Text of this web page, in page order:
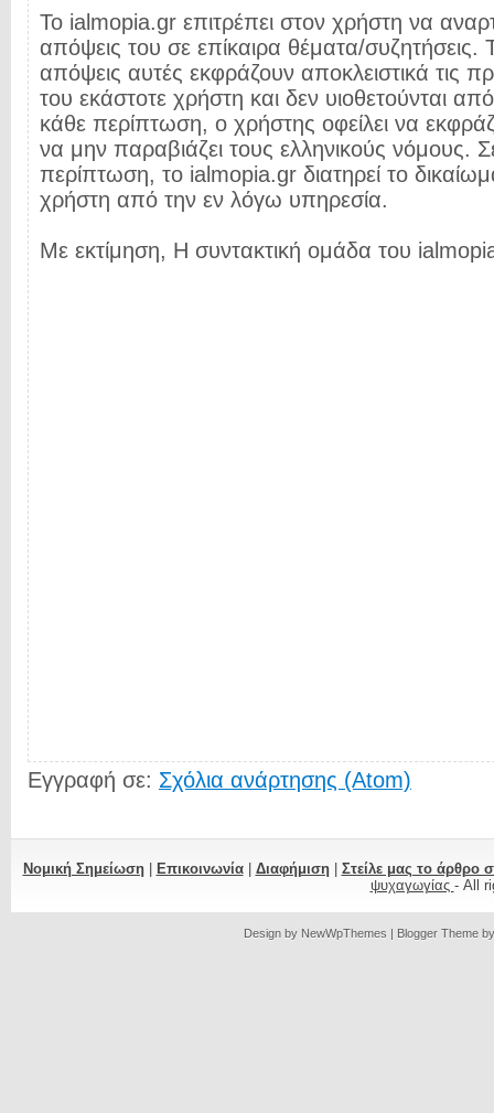
Το ialmopia.gr επιτρέπει στον χρήστη να
απόψεις του σε επίκαιρα θέματα/συζητήσεις.
απόψεις αυτές εκφράζουν αποκλειστικά τις
του εκάστοτε χρήστη και δεν υιοθετούνται
κάθε περίπτωση, ο χρήστης οφείλει να
να μην παραβιάζει τους ελληνικούς νόμους.
περίπτωση, το ialmopia.gr διατηρεί το
χρήστη από την εν λόγω υπηρεσία.
Με εκτίμηση, Η συντακτική ομάδα του
Εγγραφή σε: Σχόλια ανάρτησης (Atom)
Νομική Σημείωση| Επικοινωνία| Διαφήμιση| Στείλε μας το άρθρο
ψυχαγωγίας - All
Design by NewWpThemes | Blogger Theme